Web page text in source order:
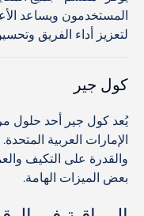
المستخدمون ويساعد
لتعزيز أداء الفريق
كول جير
يُعد كول جير أحد حلول
الإمارات العربية
والقدرة على التكيف
بعض الميزات الهامة.